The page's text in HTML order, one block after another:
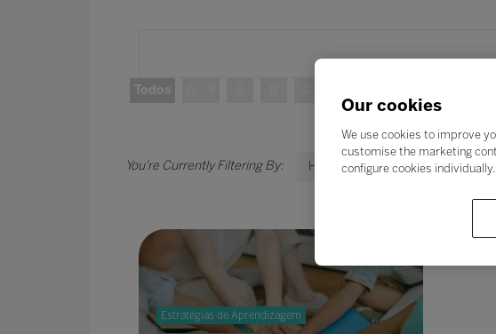
Todos
H
Estratégias de Aprendizagem
Our cookies
We use cookies to improve
customise the marketing
configure cookies individually.